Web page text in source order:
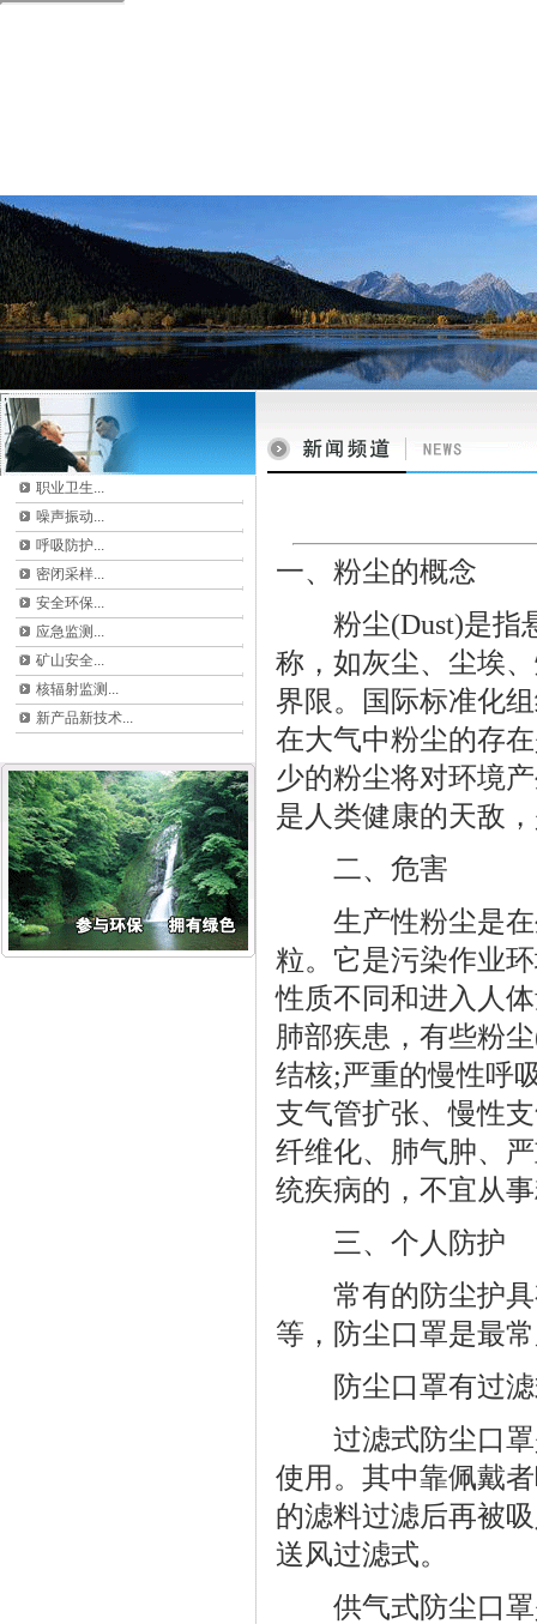
职业卫生...
噪声振动...
呼吸防护...
密闭采样...
安全环保...
应急监测...
矿山安全...
核辐射监测...
新产品新技术...
一、粉尘的概念
粉尘(Dust)是指悬
称，如灰尘、尘埃
界限。国际标准化
在大气中粉尘的存
少的粉尘将对环境
是人类健康的天敌
二、危害
生产性粉尘是在
粒。它是污染作业
性质不同和进入人
肺部疾患，有些粉
结核;严重的慢性呼
支气管扩张、慢性
纤维化、肺气肿、
统疾病的，不宜从
三、个人防护
常有的防尘护具
等，防尘口罩是最
防尘口罩有过滤
过滤式防尘口罩
使用。其中靠佩戴
的滤料过滤后再被
送风过滤式。
供气式防尘口罩